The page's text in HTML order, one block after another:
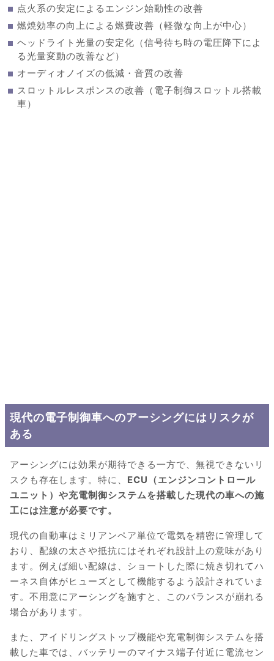
点火系の安定によるエンジン始動性の改善
燃焼効率の向上による燃費改善（軽微な向上が中心）
ヘッドライト光量の安定化（信号待ち時の電圧降下によ
る光量変動の改善など）
オーディオノイズの低減・音質の改善
スロットルレスポンスの改善（電子制御スロットル搭載
車）
現代の電子制御車へのアーシングにはリスクが
ある
アーシングには効果が期待できる一方で、無視できないリ
スクも存在します。特に、 ECU（エンジンコントロール
ユニット）や充電制御システムを搭載した現代の車への施
工には注意が必要です。
現代の自動車はミリアンペア単位で電気を精密に管理して
おり、配線の太さや抵抗にはそれぞれ設計上の意味があり
ます。例えば細い配線は、ショートした際に焼き切れてハ
ーネス自体がヒューズとして機能するよう設計されていま
す。不用意にアーシングを施すと、このバランスが崩れる
場合があります。
また、アイドリングストップ機能や充電制御システムを搭
載した車では、バッテリーのマイナス端子付近に電流セン